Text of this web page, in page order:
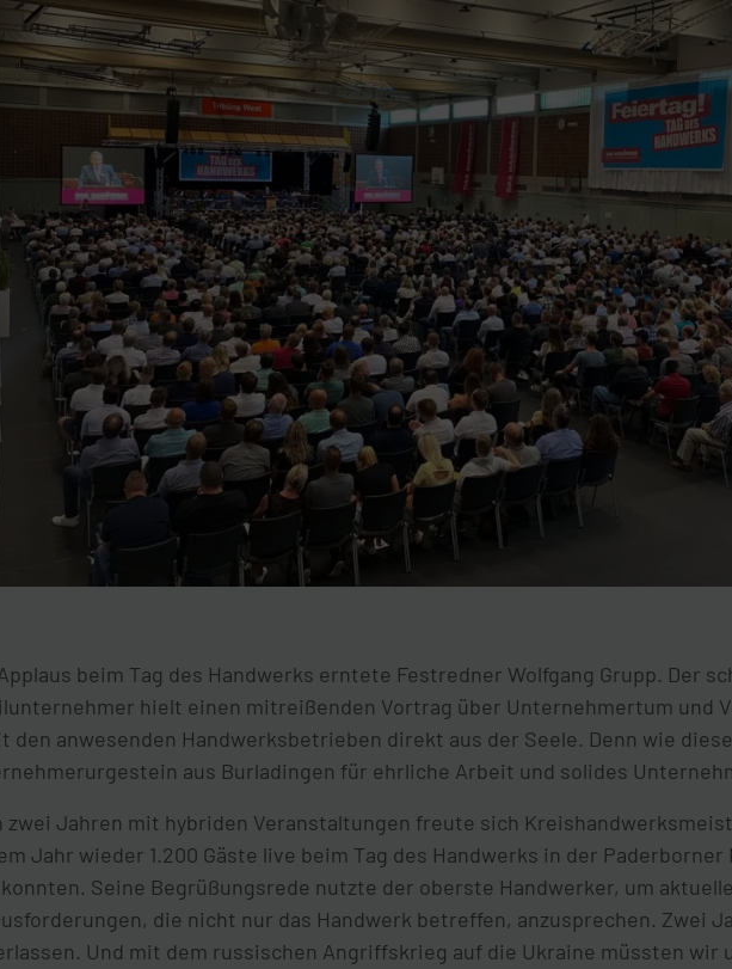
beim Tag des Handwerks erntete Festredner Wolfgang Grupp. Der
hielt einen mitreißenden Vortrag über Unternehmertum und
den anwesenden Handwerksbetrieben direkt aus der Seele. Denn wie
aus Burladingen für ehrliche Arbeit und solides
zwei Jahren mit hybriden Veranstaltungen freute sich
Jahr wieder 1.200 Gäste live beim Tag des Handwerks in der
Seine Begrüßungsrede nutzte der oberste Handwerker, um
die nicht nur das Handwerk betreffen, anzusprechen. Zwei
Und mit dem russischen Angriffskrieg auf die Ukraine müssten wir